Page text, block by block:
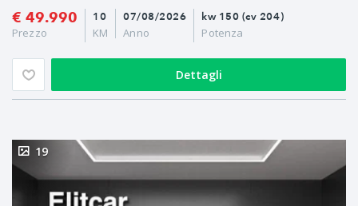
€ 49.990
Prezzo
07/08/2026
Anno
10
KM
kw 150 (cv 204)
Potenza
Dettagli
19